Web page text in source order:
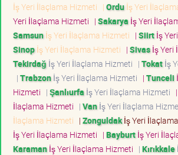
İş Yeri İlaçlama Hizmeti | Orduİş Yeri
Yeri İlaçlama Hizmeti | Sakarya İş Yeri
Samsunİş Yeri İlaçlama Hizmeti | Siirtİş
Sinopİş Yeri İlaçlama Hizmeti | Sivasİş Yeri
Tekirdağ İş Yeri İlaçlama Hizmeti | Tokatİş
| Trabzonİş Yeri İlaçlama Hizmeti | Tunceli
Hizmeti | Şanlıurfa İş Yeri İlaçlama Hizmeti |
İlaçlama Hizmeti | Vanİş Yeri İlaçlama
İlaçlama Hizmeti | Zonguldakİş Yeri
İş Yeri İlaçlama Hizmeti | Bayburtİş Yeri
Karamanİş Yeri İlaçlama Hizmeti | Kırıkkale